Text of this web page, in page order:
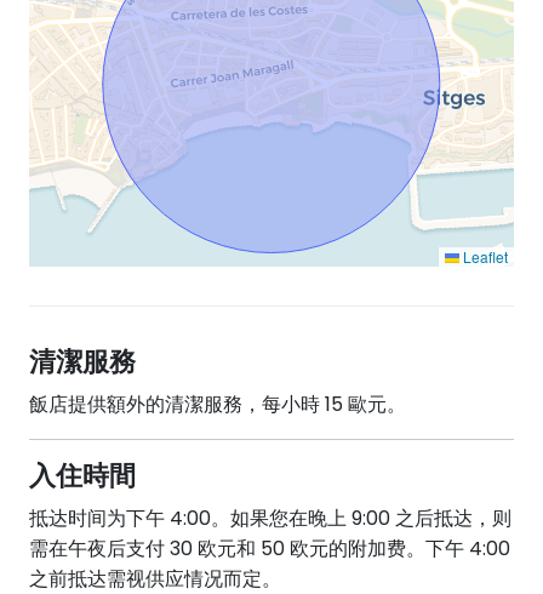
Leaflet
清潔服務
飯店提供額外的清潔服務，每小時 15 歐元。
入住時間
抵达时间为下午 4:00。如果您在晚上 9:00 之后抵达，则
需在午夜后支付 30 欧元和 50 欧元的附加费。下午 4:00
之前抵达需视供应情况而定。